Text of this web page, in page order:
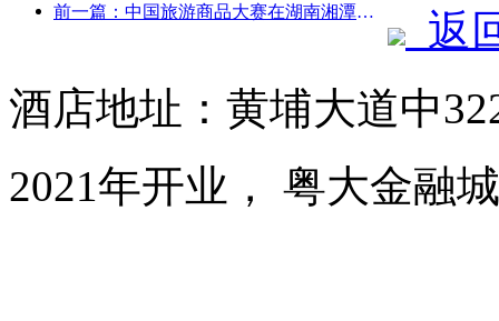
前一篇：中国旅游商品大赛在湖南湘潭成功举办
返
酒店地址：黄埔大道中
2021年开业， 粤大金